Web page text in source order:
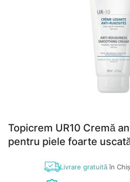
Topicrem UR10 Cremă
pentru piele foarte
Livrare gratuităîn